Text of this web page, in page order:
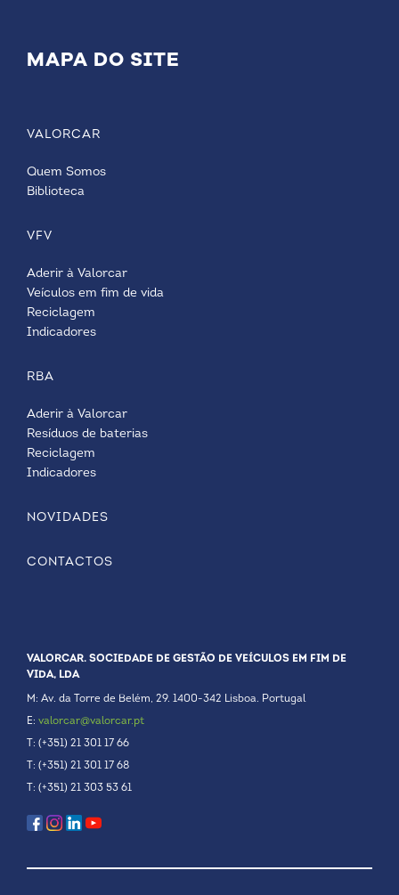
MAPA DO SITE
VALORCAR
Quem Somos
Biblioteca
VFV
Aderir à Valorcar
Veículos em fim de vida
Reciclagem
Indicadores
RBA
Aderir à Valorcar
Resíduos de baterias
Reciclagem
Indicadores
NOVIDADES
CONTACTOS
VALORCAR. SOCIEDADE DE GESTÃO DE VEÍCULOS EM FIM DE
VIDA, LDA
M: Av. da Torre de Belém, 29. 1400-342 Lisboa. Portugal
E: valorcar@valorcar.pt
T: (+351) 21 301 17 66
T: (+351) 21 301 17 68
T: (+351) 21 303 53 61